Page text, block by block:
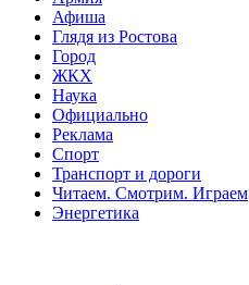
Афиша
Глядя из Ростова
Город
ЖКХ
Наука
Официально
Реклама
Спорт
Транспорт и дороги
Читаем. Смотрим. Играем
Энергетика